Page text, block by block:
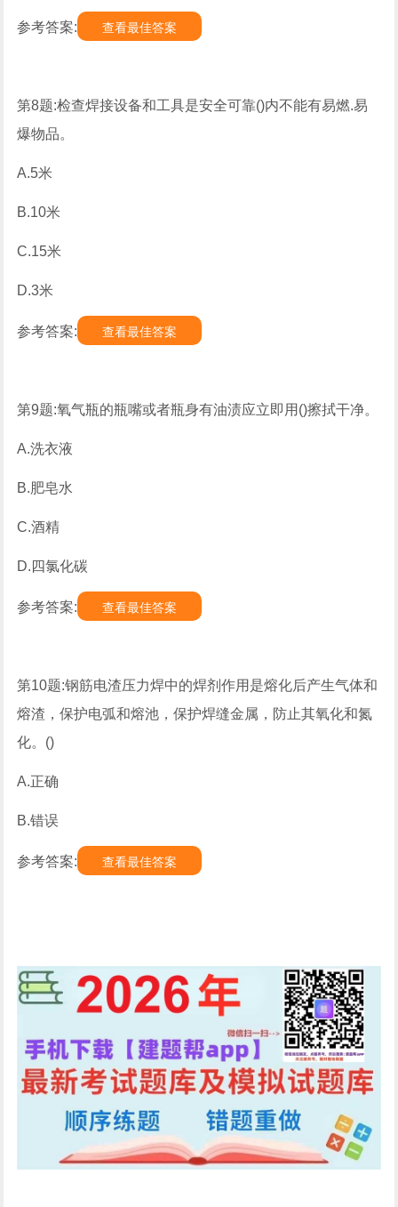
参考答案: 查看最佳答案
第8题:检查焊接设备和工具是安全可靠()内不能有易燃.易
爆物品。
A.5米
B.10米
C.15米
D.3米
参考答案: 查看最佳答案
第9题:氧气瓶的瓶嘴或者瓶身有油渍应立即用()擦拭干净。
A.洗衣液
B.肥皂水
C.酒精
D.四氯化碳
参考答案: 查看最佳答案
第10题:钢筋电渣压力焊中的焊剂作用是熔化后产生气体和
熔渣，保护电弧和熔池，保护焊缝金属，防止其氧化和氮
化。()
A.正确
B.错误
参考答案: 查看最佳答案